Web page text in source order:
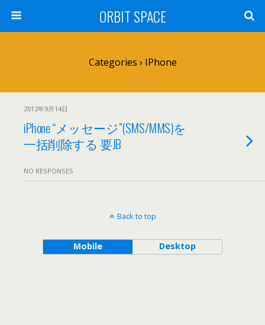
ORBIT SPACE
Categories › IPhone
2012年9月14日
iPhone “メッセージ”(SMS/MMS)を
一括削除する 要JB
NO RESPONSES
Back to top
Mobile Desktop